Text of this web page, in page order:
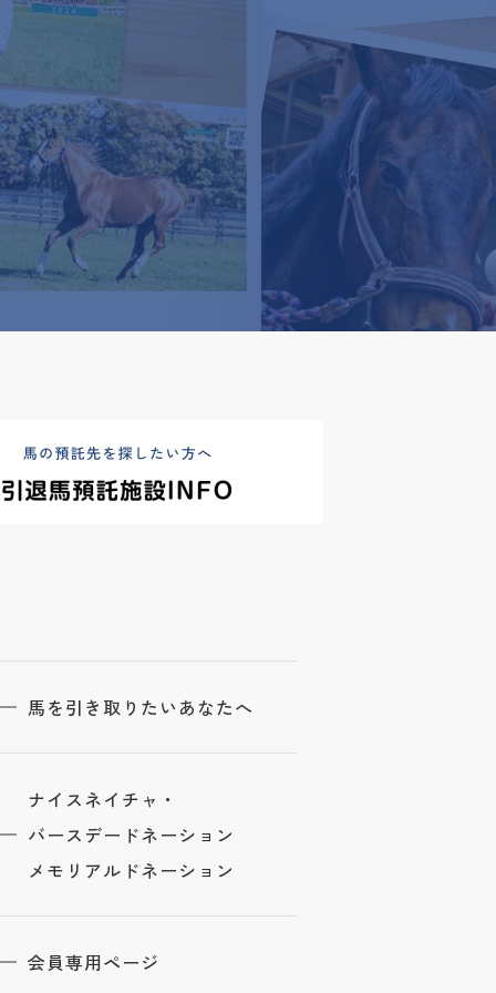
馬を引き取りたいあなたへ
ナイスネイチャ・
バースデードネーション
メモリアルドネーション
会員専用ページ